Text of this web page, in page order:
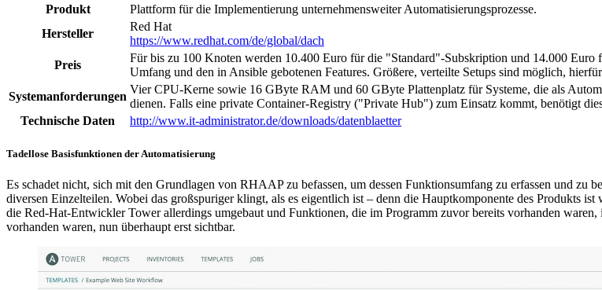
Produkt
Plattform für die Implementierung unternehmensweiter Automatisierungsprozesse.
Hersteller
Red Hat
https://www.redhat.com/de/global/dach
Preis
Für bis zu 100 Knoten werden 10.400 Euro für die "Standard"-Subskription und 14.000
Umfang und den in Ansible gebotenen Features. Größere, verteilte Setups sind möglich,
Systemanforderungen
Vier CPU-Kerne sowie 16 GByte RAM und 60 GByte Plattenplatz für Systeme, die als
dienen. Falls eine private Container-Registry ("Private Hub") zum Einsatz kommt, benötigt
Technische Daten
http://www.it-administrator.de/downloads/datenblaetter
Tadellose Basisfunktionen der Automatisierung
Es schadet nicht, sich mit den Grundlagen von RHAAP zu befassen, um dessen Funktionsumfang zu erfassen und
diversen Einzelteilen. Wobei das großspuriger klingt, als es eigentlich ist – denn die Hauptkomponente des Produkts
die Red-Hat-Entwickler Tower allerdings umgebaut und Funktionen, die im Programm zuvor bereits vorhanden
vorhanden waren, nun überhaupt erst sichtbar.